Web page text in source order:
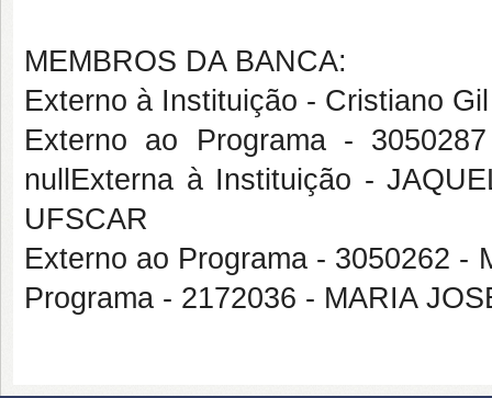
MEMBROS DA BANCA:
Externo à Instituição - Cristiano
Externo ao Programa -
nullExterna à Instituição -
UFSCAR
Externo ao Programa - 3050262 -
Programa - 2172036 - MARIA